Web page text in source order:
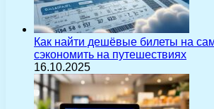
Как найти дешёвые билеты на
сэкономить на путешествиях
16.10.2025